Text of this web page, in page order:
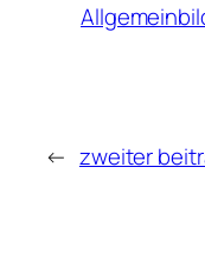
← zweiter